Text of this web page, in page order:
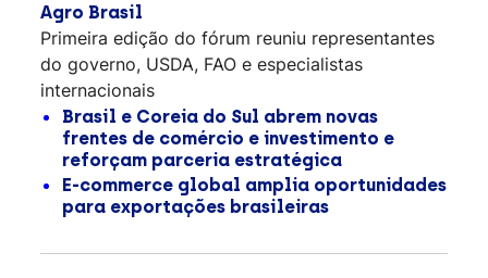
Agro Brasil
Primeira edição do fórum reuniu representantes
do governo, USDA, FAO e especialistas
internacionais
Brasil e Coreia do Sul abrem novas
frentes de comércio e investimento e
reforçam parceria estratégica
E-commerce global amplia oportunidades
para exportações brasileiras